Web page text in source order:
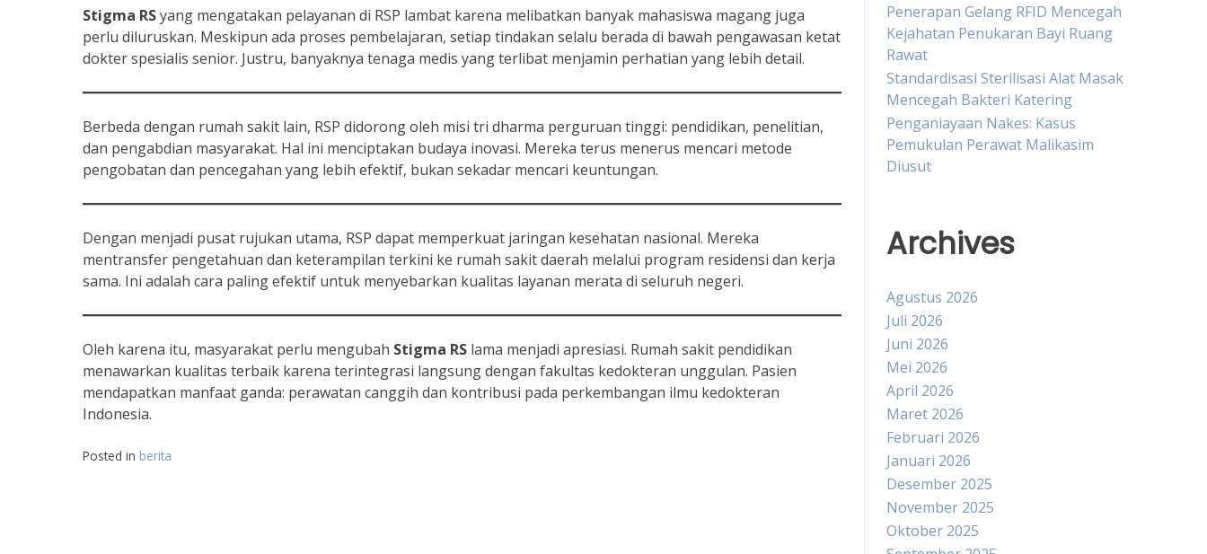
Stigma RSyang mengatakan pelayanan di RSP lambat karena melibatkan banyak mahasiswa magang juga
perlu diluruskan. Meskipun ada proses pembelajaran, setiap tindakan selalu berada di bawah pengawasan ketat
dokter spesialis senior. Justru, banyaknya tenaga medis yang terlibat menjamin perhatian yang lebih detail.
Berbeda dengan rumah sakit lain, RSP didorong oleh misi tri dharma perguruan tinggi: pendidikan, penelitian,
dan pengabdian masyarakat. Hal ini menciptakan budaya inovasi. Mereka terus menerus mencari metode
pengobatan dan pencegahan yang lebih efektif, bukan sekadar mencari keuntungan.
Dengan menjadi pusat rujukan utama, RSP dapat memperkuat jaringan kesehatan nasional. Mereka
mentransfer pengetahuan dan keterampilan terkini ke rumah sakit daerah melalui program residensi dan kerja
sama. Ini adalah cara paling efektif untuk menyebarkan kualitas layanan merata di seluruh negeri.
Oleh karena itu, masyarakat perlu mengubah Stigma RS lama menjadi apresiasi. Rumah sakit pendidikan
menawarkan kualitas terbaik karena terintegrasi langsung dengan fakultas kedokteran unggulan. Pasien
mendapatkan manfaat ganda: perawatan canggih dan kontribusi pada perkembangan ilmu kedokteran
Indonesia.
Posted in berita
Penerapan Gelang RFID Mencegah
Kejahatan Penukaran Bayi Ruang
Rawat
Standardisasi Sterilisasi Alat Masak
Mencegah Bakteri Katering
Penganiayaan Nakes: Kasus
Pemukulan Perawat Malikasim
Diusut
Archives
Agustus 2026
Juli 2026
Juni 2026
Mei 2026
April 2026
Maret 2026
Februari 2026
Januari 2026
Desember 2025
November 2025
Oktober 2025